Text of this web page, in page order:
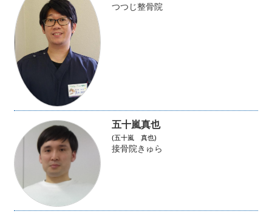
つつじ整骨院
五十嵐真也
(五十嵐 真也)
接骨院きゅら